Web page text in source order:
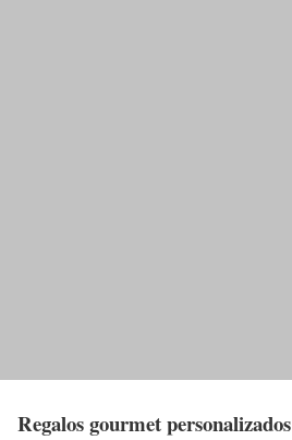
Regalos gourmet personalizados